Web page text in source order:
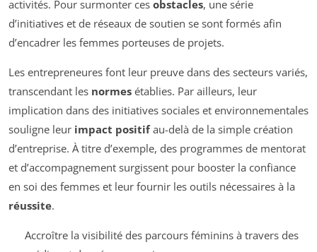
activités. Pour surmonter ces obstacles, une série
d’initiatives et de réseaux de soutien se sont formés afin
d’encadrer les femmes porteuses de projets.
Les entrepreneures font leur preuve dans des secteurs variés,
transcendant les normes établies. Par ailleurs, leur
implication dans des initiatives sociales et environnementales
souligne leur impact positifau-delà de la simple création
d’entreprise. À titre d’exemple, des programmes de mentorat
et d’accompagnement surgissent pour booster la confiance
en soi des femmes et leur fournir les outils nécessaires à la
réussite.
Accroître la visibilité des parcours féminins à travers des